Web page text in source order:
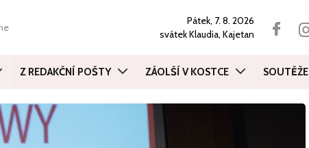
Pátek, 7. 8. 2026
svátekKlaudia, Kajetan
Z REDAKČNÍ POŠTY ZÁOLŠÍ V KOSTCE SOUTĚŽE